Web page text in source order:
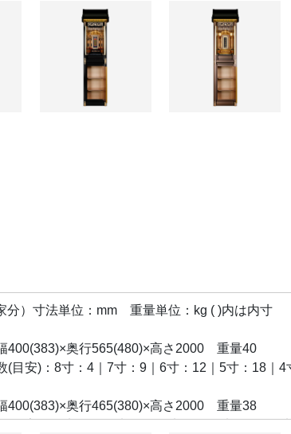
分）寸法単位：mm 重量単位：kg ( )内は内寸
400(383)×奥行565(480)×高さ2000 重量40
(目安)：8寸：4｜7寸：9｜6寸：12｜5寸：18｜4
400(383)×奥行465(380)×高さ2000 重量38